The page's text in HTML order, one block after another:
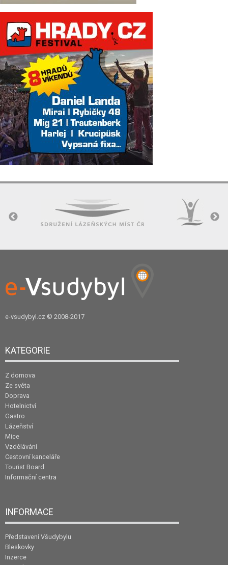
e-vsudybyl.cz © 2008-2017
KATEGORIE
Z domova
Ze světa
Doprava
Hotelnictví
Gastro
Lázeňství
Mice
Vzdělávání
Cestovní kanceláře
Tourist Board
Informační centra
INFORMACE
Představení Všudybylu
Bleskovky
Inzerce